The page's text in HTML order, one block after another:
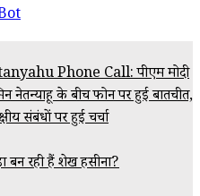
Phone Call: पीएम मोदी
नेतन्याहू के बीच फोन पर हुई बातचीत,
संबंधों पर हुई चर्चा
बन रही हैं शेख हसीना?